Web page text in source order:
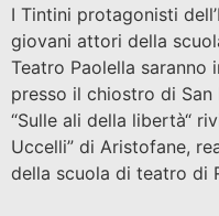
I Tintini protagonisti
giovani attori della
Teatro Paolella saranno
presso il chiostro di
“Sulle ali della libertà“
Uccelli” di Aristofane,
della scuola di teatro di